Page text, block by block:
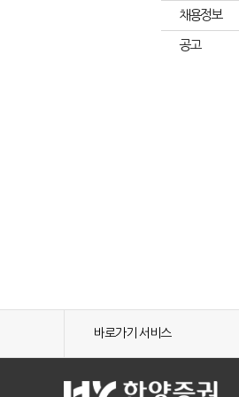
채용정보
공고
바로가기 서비스